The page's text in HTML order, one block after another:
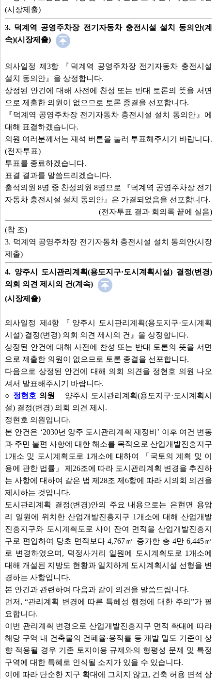
(시장제출)
3. 덕계역 공영주차장 전기자동차 충전시설 설치 동의안(계
속)(시장제출)
의사일정 제3항 『덕계역 공영주차장 전기자동차 충전시설
설치 동의안』을 상정합니다.
상정된 안건에 대해 사전에 찬성 또는 반대 토론의 뜻을 서면
으로 제출한 의원이 없으므로 토론 종결을 선포합니다.
『덕계역 공영주차장 전기자동차 충전시설 설치 동의안』에
대해 표결하겠습니다.
의원 여러분께서는 재석 버튼을 눌러 투표해주시기 바랍니다.
(전자투표)
투표를 종료하겠습니다.
표결 결과를 말씀드리겠습니다.
출석의원 8명 중 찬성의원 8명으로 『덕계역 공영주차장 전기
자동차 충전시설 설치 동의안』은 가결되었음을 선포합니다.
(전자투표 결과 회의록 끝에 실음)
(참 조)
3. 덕계역 공영주차장 전기자동차 충전시설 설치 동의안(시장
제출)
4. 양주시 도시관리계획(용도지구·도시계획시설) 결정(변경)
의회 의견 제시의 건(계속)
(시장제출)
의사일정 제4항 『양주시 도시관리계획(용도지구·도시계획
시설) 결정(변경) 의회 의견 제시의 건』을 상정합니다.
상정된 안건에 대해 사전에 찬성 또는 반대 토론의 뜻을 서면
으로 제출한 의원이 없으므로 토론 종결을 선포합니다.
다음으로 상정된 안건에 대해 의회 의견을 정현호 의원 나오
셔서 발표해주시기 바랍니다.
○ 정현호 의원
양주시 도시관리계획(용도지구·도시계획시
설) 결정(변경) 의회 의견 제시.
정현호 의원입니다.
본 안건은 ‘2030년 양주 도시관리계획 재정비’ 이후 여건 변동
과 주민 불편 사항에 대한 해소를 목적으로 산업개발진흥지구
1개소 및 도시계획도로 1개소에 대하여 「국토의 계획 및 이
용에 관한 법률」 제26조에 따라 도시관리계획 변경을 추진하
는 사항에 대하여 같은 법 제28조 제6항에 따라 시의회 의견을
제시하는 것입니다.
도시관리계획 결정(변경)안의 주요 내용으로는 은현면 용암
리 일원에 위치한 산업개발진흥지구 1개소에 대해 산업개발
진흥지구와 도시계획도로 사이 잔여 면적을 산업개발진흥지
구로 편입하여 당초 면적보다 4,767㎡ 증가한 총 4만 6,445㎡
로 변경하였으며, 덕정사거리 일원에 도시계획도로 1개소에
대해 개설된 지방도 현황과 일치하게 도시계획시설 선형을 변
경하는 사항입니다.
본 안건과 관련하여 다음과 같이 의견을 말씀드립니다.
먼저, “관리계획 변경에 따른 특혜성 행정에 대한 주의”가 필
요합니다.
이번 관리계획 변경으로 산업개발진흥지구 면적 확대에 따라
해당 구역 내 건축물의 건폐율·용적률 등 개발 밀도 기준이 상
향 적용될 경우 기존 토지이용 규제와의 형평성 문제 및 특정
구역에 대한 특혜로 인식될 소지가 있을 수 있습니다.
이에 따라 단순한 지구 확대에 그치지 않고, 건축 허용 면적 상